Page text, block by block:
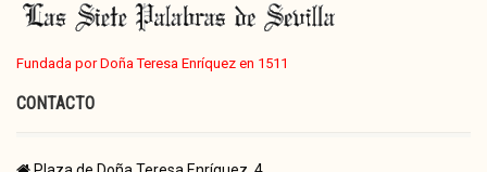
Fundada por Doña Teresa Enríquez en 1511
CONTACTO